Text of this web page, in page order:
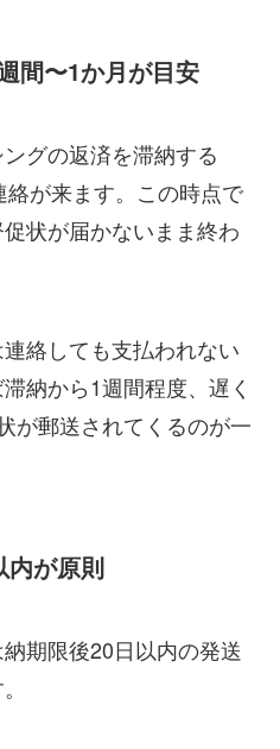
間〜1か月が目安
グの返済を滞納する
が来ます。この時点で
状が届かないまま終わ
絡しても支払われない
納から1週間程度、遅く
が郵送されてくるのが一
内が原則
期限後20日以内の発送